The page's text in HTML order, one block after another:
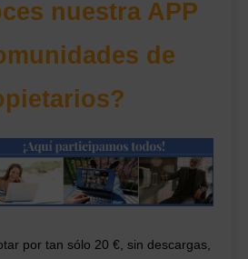
nuestra APP
de
por tan sólo 20 €, sin descargas,